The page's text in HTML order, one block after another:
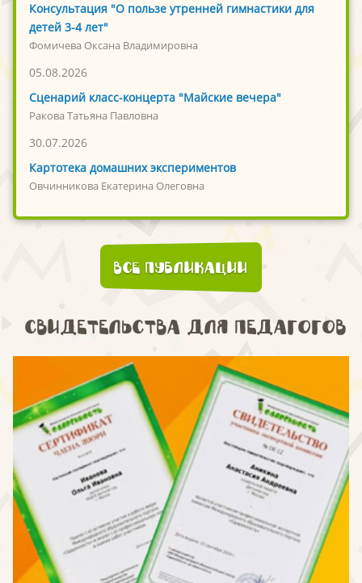
Консультация "О пользе утренней гимнастики для
детей 3-4 лет"
Фомичева Оксана Владимировна
05.08.2026
Сценарий класс-концерта "Майские вечера"
Ракова Татьяна Павловна
30.07.2026
Картотека домашних экспериментов
Овчинникова Екатерина Олеговна
Все публикации
Свидетельства для педагогов